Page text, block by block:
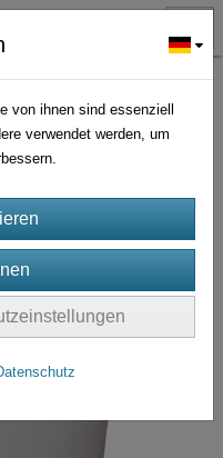
von ihnen sind essenziell
verwendet werden, um